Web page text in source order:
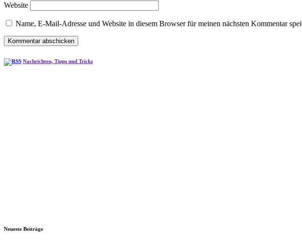
Website
Name, E-Mail-Adresse und Website in diesem Browser für meinen nächsten Kommentar
Nachrichten, Tipps und Tricks
Neueste Beiträge